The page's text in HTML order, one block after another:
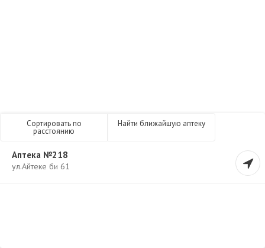
Сортировать по
расстоянию
Найти ближайшую аптеку
Аптека №218
ул.Айтеке би 61